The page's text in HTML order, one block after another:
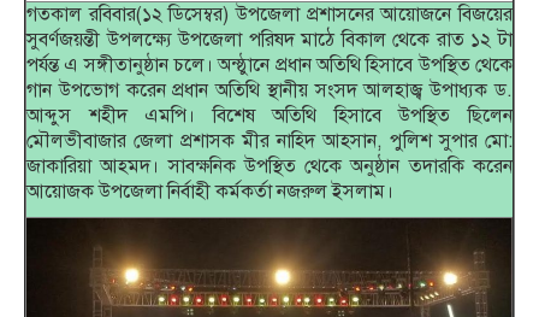
গতকাল রবিবার(১২ ডিসেম্বর) উপজেলা প্রশাসনের আয়োজনে বিজয়ের
সুবর্ণজয়ন্তী উপলক্ষ্যে উপজেলা পরিষদ মাঠে বিকাল থেকে রাত ১২ টা
পর্যন্ত এ সঙ্গীতানুষ্ঠান চলে। অন্ষ্ঠুানে প্রধান অতিথি হিসাবে উপস্থিত থেকে
গান উপভোগ করেন প্রধান অতিথি স্থানীয় সংসদ আলহাজ্ব উপাধ্যক ড.
আব্দুস শহীদ এমপি। বিশেষ অতিথি হিসাবে উপস্থিত ছিলেন
মৌলভীবাজার জেলা প্রশাসক মীর নাহিদ আহসান, পুলিশ সুপার মো:
জাকারিয়া আহমদ। সাবক্ষনিক উপস্থিত থেকে অনুষ্ঠান তদারকি করেন
আয়োজক উপজেলা নির্বাহী কর্মকর্তা নজরুল ইসলাম।